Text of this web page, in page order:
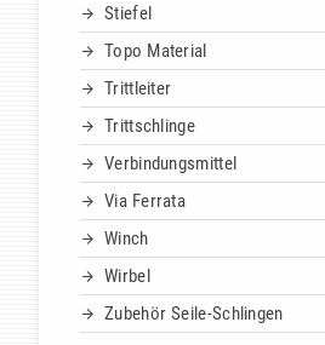
Stiefel
Topo Material
Trittleiter
Trittschlinge
Verbindungsmittel
Via Ferrata
Winch
Wirbel
Zubehör Seile-Schlingen